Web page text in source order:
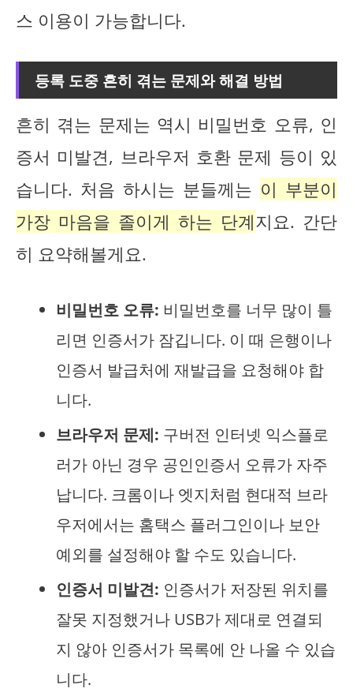
스 이용이 가능합니다.
등록 도중 흔히 겪는 문제와 해결 방법
흔히 겪는 문제는 역시 비밀번호 오류, 인
증서 미발견, 브라우저 호환 문제 등이 있
습니다. 처음 하시는 분들께는 이 부분이
가장 마음을 졸이게 하는 단계지요. 간단
히 요약해볼게요.
비밀번호 오류: 비밀번호를 너무 많이 틀
리면 인증서가 잠깁니다. 이 때 은행이나
인증서 발급처에 재발급을 요청해야 합
니다.
브라우저 문제: 구버전 인터넷 익스플로
러가 아닌 경우 공인인증서 오류가 자주
납니다. 크롬이나 엣지처럼 현대적 브라
우저에서는 홈택스 플러그인이나 보안
예외를 설정해야 할 수도 있습니다.
인증서 미발견: 인증서가 저장된 위치를
잘못 지정했거나 USB가 제대로 연결되
지 않아 인증서가 목록에 안 나올 수 있습
니다.